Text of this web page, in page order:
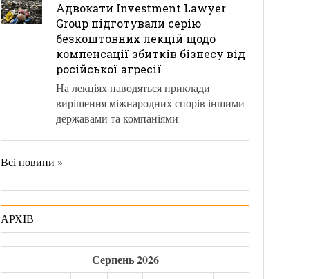
Адвокати Investment Lawyer
Group підготували серію
безкоштовних лекцій щодо
компенсації збитків бізнесу від
російської агресії
На лекціях наводяться приклади
вирішення міжнародних спорів іншими
державами та компаніями
Всі новини »
АРХІВ
Серпень 2026